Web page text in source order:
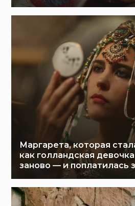
Маргарета, которая
как голландская
заново — и поплатилась